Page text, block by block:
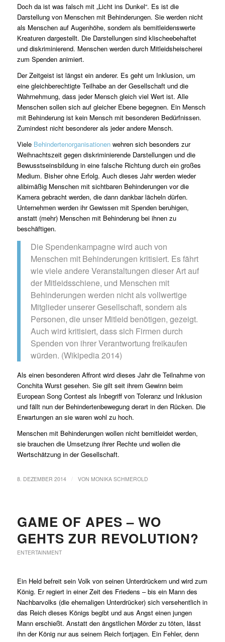
Doch da ist was falsch mit „Licht ins Dunkel“. Es ist die
Darstellung von Menschen mit Behinderungen. Sie werden nicht
als Menschen auf Augenhöhe, sondern als bemitleidenswerte
Kreaturen dargestellt. Die Darstellungen sind klischeebehaftet
und diskriminierend. Menschen werden durch Mitleidsheischerei
zum Spenden animiert.
Der Zeitgeist ist längst ein anderer. Es geht um Inklusion, um
eine gleichberechtigte Teilhabe an der Gesellschaft und die
Wahrnehmung, dass jeder Mensch gleich viel Wert ist. Alle
Menschen sollen sich auf gleicher Ebene begegnen. Ein Mensch
mit Behinderung ist kein Mensch mit besonderen Bedürfnissen.
Zumindest nicht besonderer als jeder andere Mensch.
Viele Behindertenorganisationen wehren sich besonders zur
Weihnachtszeit gegen diskriminierende Darstellungen und die
Bewusstseinsbildung in eine falsche Richtung durch ein großes
Medium. Bisher ohne Erfolg. Auch dieses Jahr werden wieder
alibimäßig Menschen mit sichtbaren Behinderungen vor die
Kamera gebracht werden, die dann dankbar lächeln dürfen.
Unternehmen werden ihr Gewissen mit Spenden beruhigen,
anstatt (mehr) Menschen mit Behinderung bei ihnen zu
beschäftigen.
Die Spendenkampagne wird auch von
Menschen mit Behinderungen kritisiert. Es fährt
wie viele andere Veranstaltungen dieser Artauf
der Mitleidsschiene, und Menschen mit
Behinderungen werden nicht als vollwertige
Mitglieder unserer Gesellschaft, sondern als
Personen, die unser Mitleid benötigen, gezeigt.
Auch wird kritisiert, dass sich Firmen durch
Spenden von ihrer Verantwortung freikaufen
würden. (Wikipedia 2014)
Als einen besonderen Affront wird dieses Jahr die Teilnahme von
Conchita Wurst gesehen. Sie gilt seit ihrem Gewinn beim
European Song Contest als Inbegriff von Toleranz und Inklusion
und fällt nun der Behindertenbewegung derart in den Rücken. Die
Erwartungen an sie waren wohl zu hoch.
Menschen mit Behinderungen wollen nicht bemitleidet werden,
sie brauchen die Umsetzung ihrer Rechte und wollen die
Wertschätzung in der Gesellschaft.
8. DEZEMBER 2014 VON MONIKA SCHMEROLD
GAME OF APES – WO
GEHTS ZUR REVOLUTION?
ENTERTAINMENT
Ein Held befreit sein Volk von seinen Unterdrückern und wird zum
König. Er regiert in einer Zeit des Friedens – bis ein Mann des
Nachbarvolks (die ehemaligen Unterdrücker) sich versehentlich in
das Reich dieses Königs begibt und aus Angst einen jungen
Mann erschießt. Anstatt den ängstlichen Mörder zu töten, lässt
ihn der König nur aus seinem Reich fortjagen. Ein Fehler, denn